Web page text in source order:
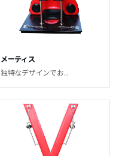
メーティス
独特なデザインでお...